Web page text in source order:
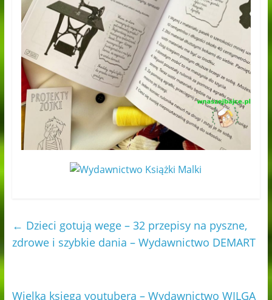
← Dzieci gotują wege – 32 przepisy na pyszne,
zdrowe i szybkie dania – Wydawnictwo DEMART
Wielka księga youtubera – Wydawnictwo WILGA